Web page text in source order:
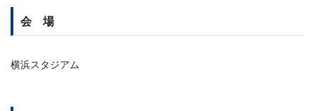
会 場
横浜スタジアム